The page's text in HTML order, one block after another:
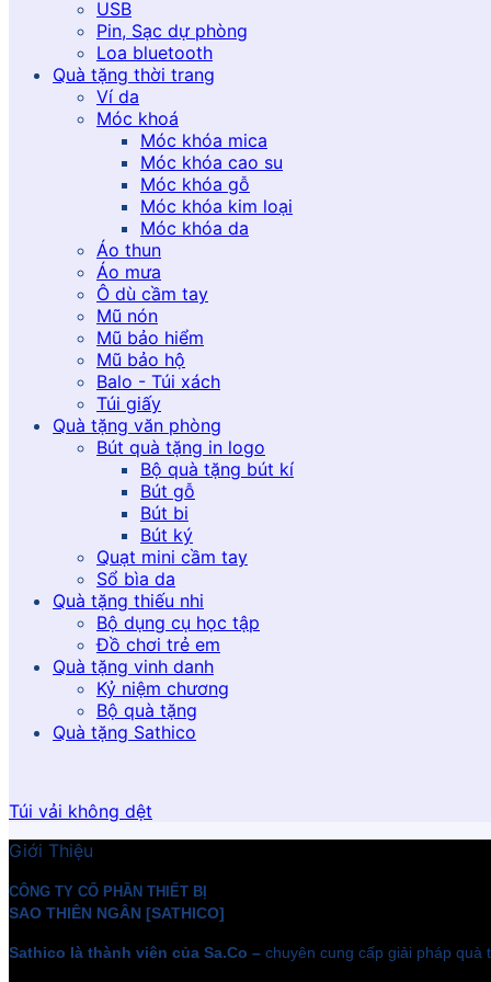
USB
Pin, Sạc dự phòng
Loa bluetooth
Quà tặng thời trang
Ví da
Móc khoá
Móc khóa mica
Móc khóa cao su
Móc khóa gỗ
Móc khóa kim loại
Móc khóa da
Áo thun
Áo mưa
Ô dù cầm tay
Mũ nón
Mũ bảo hiểm
Mũ bảo hộ
Balo - Túi xách
Túi giấy
Quà tặng văn phòng
Bút quà tặng in logo
Bộ quà tặng bút kí
Bút gỗ
Bút bi
Bút ký
Quạt mini cầm tay
Sổ bìa da
Quà tặng thiếu nhi
Bộ dụng cụ học tập
Đồ chơi trẻ em
Quà tặng vinh danh
Kỷ niệm chương
Bộ quà tặng
Quà tặng Sathico
Túi vải không dệt
Giới Thiệu
CÔNG TY CỔ PHẦN THIẾT BỊ
SAO THIÊN NGÂN [SATHICO]
Sathico là thành viên của Sa.Co – chuyên cung cấp giải pháp quà